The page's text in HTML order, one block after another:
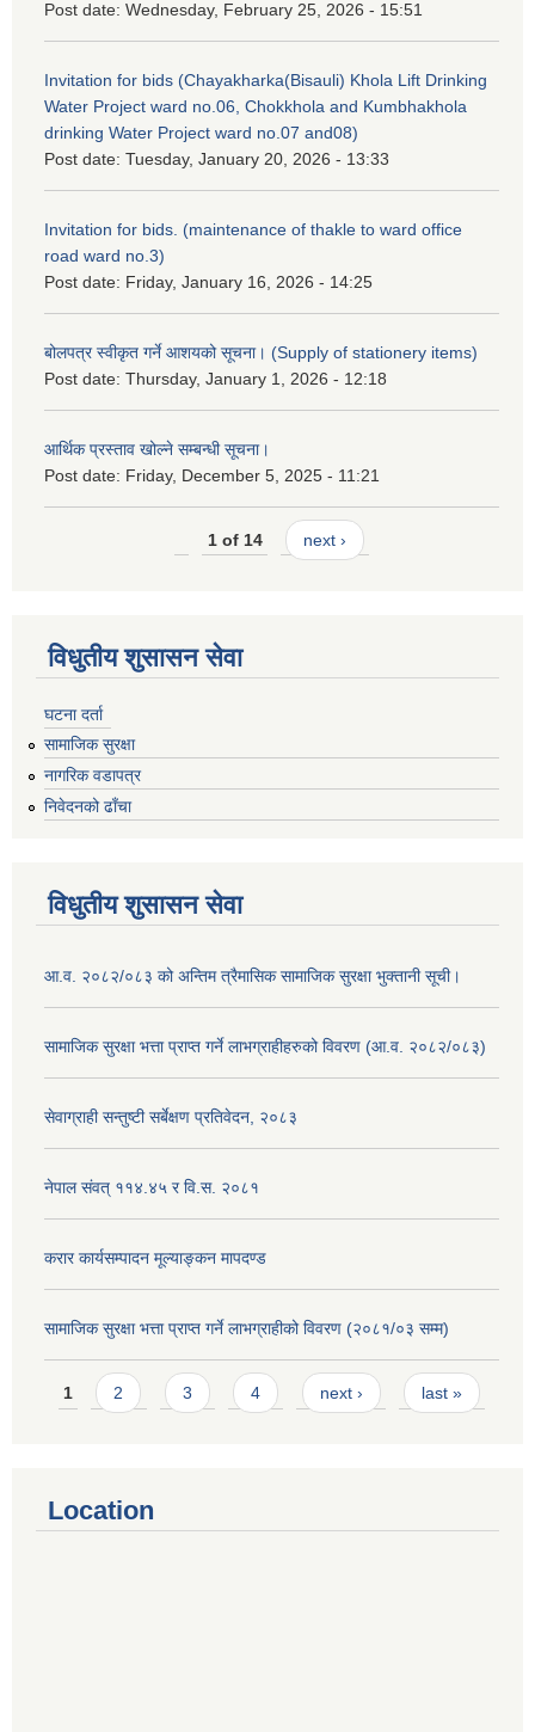
Post date: Wednesday, February 25, 2026 - 15:51
Invitation for bids (Chayakharka(Bisauli) Khola Lift Drinking
Water Project ward no.06, Chokkhola and Kumbhakhola
drinking Water Project ward no.07 and08)
Post date: Tuesday, January 20, 2026 - 13:33
Invitation for bids. (maintenance of thakle to ward office
road ward no.3)
Post date: Friday, January 16, 2026 - 14:25
बोलपत्र स्वीकृत गर्ने आशयको सूचना। (Supply of stationery items)
Post date: Thursday, January 1, 2026 - 12:18
आर्थिक प्रस्ताव खोल्ने सम्बन्धी सूचना।
Post date: Friday, December 5, 2025 - 11:21
1 of 14 next ›
विधुतीय शुसासन सेवा
घटना दर्ता
सामाजिक सुरक्षा
नागरिक वडापत्र
निवेदनको ढाँचा
विधुतीय शुसासन सेवा
आ.व. २०८२/०८३ को अन्तिम त्रैमासिक सामाजिक सुरक्षा भुक्तानी सूची।
सामाजिक सुरक्षा भत्ता प्राप्त गर्ने लाभग्राहीहरुको विवरण (आ.व. २०८२/०८३)
सेवाग्राही सन्तुष्टी सर्बेक्षण प्रतिवेदन, २०८३
नेपाल संवत् ११४.४५ र वि.स. २०८१
करार कार्यसम्पादन मूल्याङ्कन मापदण्ड
सामाजिक सुरक्षा भत्ता प्राप्त गर्ने लाभग्राहीको विवरण (२०८१/०३ सम्म)
Pages
1 2 3 4 next › last »
Location